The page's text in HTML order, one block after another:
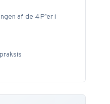
af de 4P’er i